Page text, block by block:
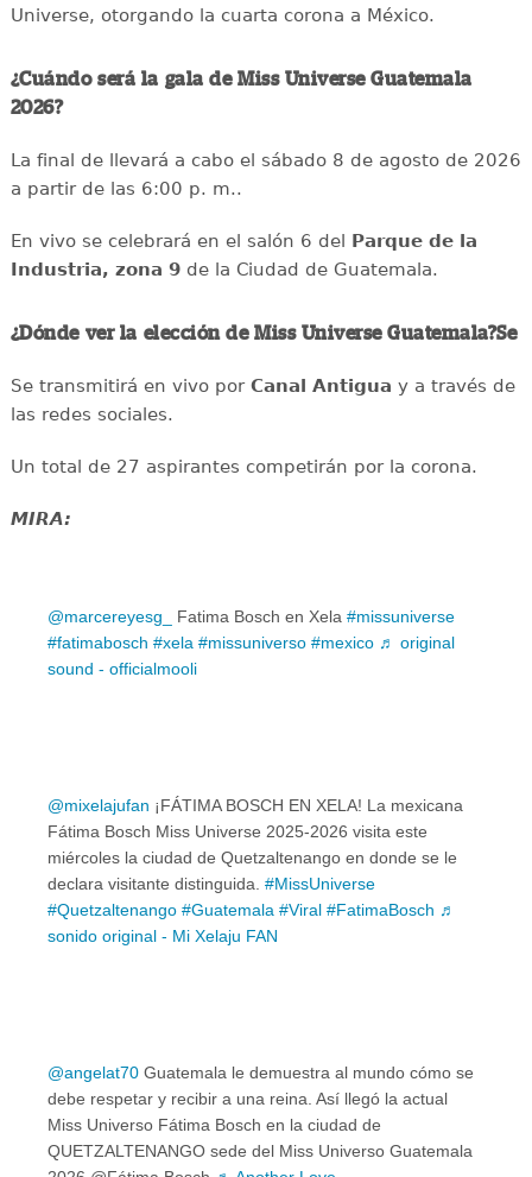
Universe, otorgando la cuarta corona a México.
¿Cuándo será la gala de Miss Universe Guatemala
2026?
La final de llevará a cabo el sábado 8 de agosto de 2026
a partir de las 6:00 p. m..
En vivo se celebrará en el salón 6 del Parque de la
Industria, zona 9de la Ciudad de Guatemala.
¿Dónde ver la elección de Miss Universe Guatemala?Se
Se transmitirá en vivo porCanal Antigua y a través de
las redes sociales.
Un total de 27 aspirantes competirán por la corona.
MIRA:
@marcereyesg_ Fatima Bosch en Xela #missuniverse
#fatimabosch #xela #missuniverso #mexico ♬ original
sound - officialmooli
@mixelajufan ¡FÁTIMA BOSCH EN XELA! La mexicana
Fátima Bosch Miss Universe 2025-2026 visita este
miércoles la ciudad de Quetzaltenango en donde se le
declara visitante distinguida. #MissUniverse
#Quetzaltenango #Guatemala #Viral #FatimaBosch ♬
sonido original - Mi Xelaju FAN
@angelat70 Guatemala le demuestra al mundo cómo se
debe respetar y recibir a una reina. Así llegó la actual
Miss Universo Fátima Bosch en la ciudad de
QUETZALTENANGO sede del Miss Universo Guatemala